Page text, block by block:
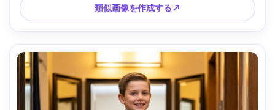
ルシャドウ、フォトリアルな肌の質感、編集カラーグレーデ
ィング --ar 4:5
類似画像を作成する↗